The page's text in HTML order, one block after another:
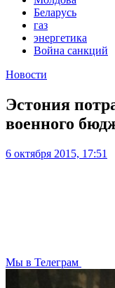
Беларусь
газ
энергетика
Война санкций
Новости
Эстония
военного
6 октября 2015, 17:51
Мы в Телеграм